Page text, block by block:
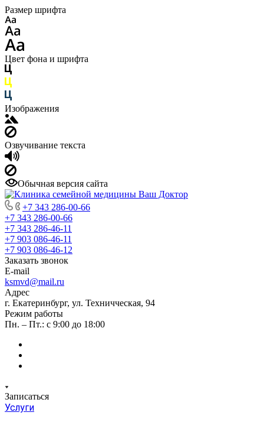
Размер шрифта
Цвет фона и шрифта
Изображения
Озвучивание текста
Обычная версия сайта
+7 343 286-00-66
+7 343 286-00-66
+7 343 286-46-11
+7 903 086-46-11
+7 903 086-46-12
Заказать звонок
E-mail
ksmvd@mail.ru
Адрес
г. Екатеринбург, ул. Техничческая, 94
Режим работы
Пн. – Пт.: с 9:00 до 18:00
Записаться
Услуги